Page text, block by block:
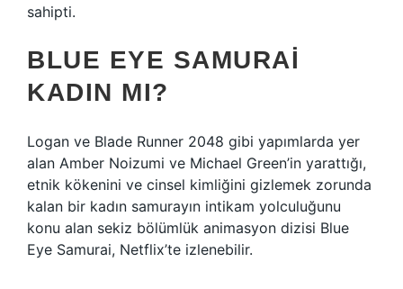
sahipti.
BLUE EYE SAMURAI
KADIN MI?
Logan ve Blade Runner 2048 gibi yapımlarda yer
alan Amber Noizumi ve Michael Green’in yarattığı,
etnik kökenini ve cinsel kimliğini gizlemek zorunda
kalan bir kadın samurayın intikam yolculuğunu
konu alan sekiz bölümlük animasyon dizisi Blue
Eye Samurai, Netflix’te izlenebilir.